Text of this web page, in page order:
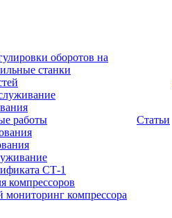
оборотов на
станки
работы
СТ-1
компрессоров
компрессора
Статьи